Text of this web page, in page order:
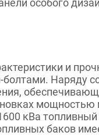
и
Наряду
кВа
баков